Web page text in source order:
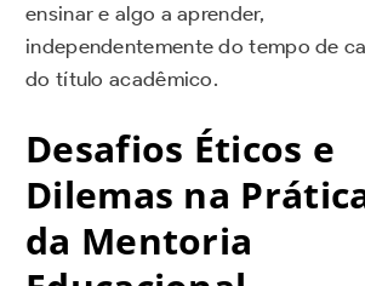
ensinar e algo a aprender,
independentemente do tempo de
do título acadêmico.
Desafios Éticos e
Dilemas na
da Mentoria